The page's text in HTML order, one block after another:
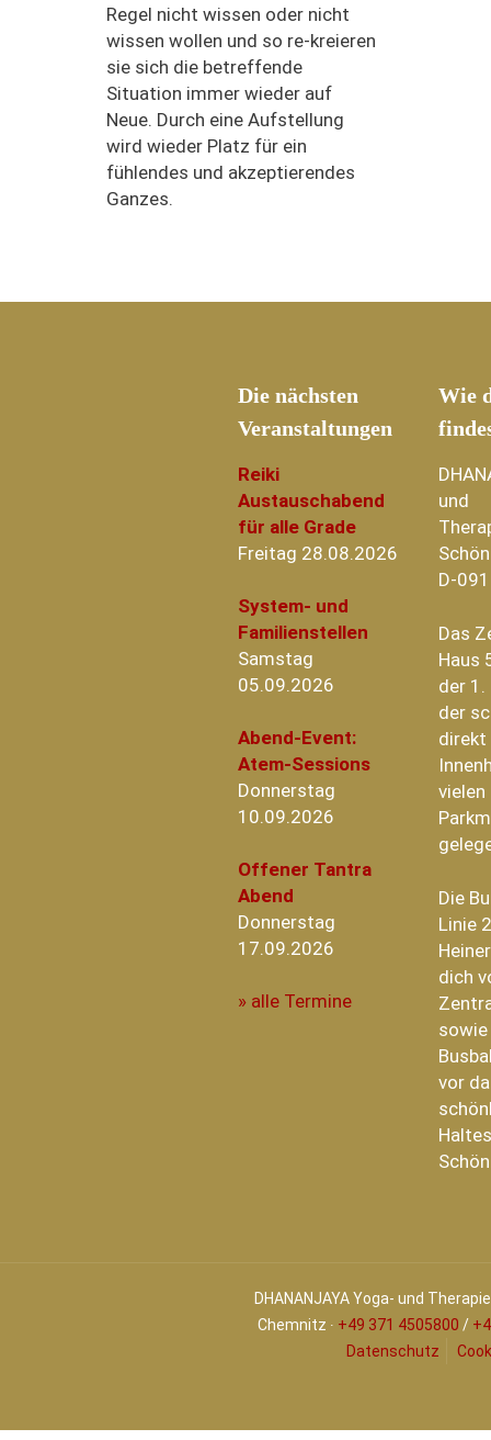
Regel nicht wissen oder nicht
wissen wollen und so re-kreieren
sie sich die betreffende
Situation immer wieder auf
Neue. Durch eine Aufstellung
wird wieder Platz für ein
fühlendes und akzeptierendes
Ganzes.
Die nächsten
Veranstaltungen
Reiki
Austauschabend
für alle Grade
Freitag 28.08.2026
System- und
Familienstellen
Samstag
05.09.2026
Abend-Event:
Atem-Sessions
Donnerstag
10.09.2026
Offener Tantra
Abend
Donnerstag
17.09.2026
» alle Termine
Wie
und
D-
Das
Haus
der 1.
der
direkt
vielen
Die
Linie
dich
vor
DHANANJAYA Yoga- und
Chemnitz ∙ +49 371 4505800 /
Datenschutz